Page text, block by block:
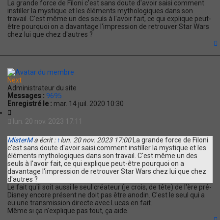
La grande force de Filoni c'est sans doute d'avoir saisi comment
instiller la mystique et les éléments mythologiques dans son
travail. C'est même un des seuls à l'avoir fait, ce qui explique peut-
être pourquoi on a davantage l'impression de retrouver Star Wars
chez lui que chez d'autres ?
Next
Administrateur du site
Messages : 9695
Enregistré le : mar. 14 juil. 2020 10:30
a
t
o
n
lun. 20 nov. 2023 17:11
MisterMa écrit : ↑lun. 20 nov. 2023 17:00La grande force de Filoni
c'est sans doute d'avoir saisi comment instiller la mystique et les
éléments mythologiques dans son travail. C'est même un des
seuls à l'avoir fait, ce qui explique peut-être pourquoi on a
davantage l'impression de retrouver Star Wars chez lui que chez
d'autres ?
Le fait qu'il soit aussi le seul créateur (je crois, de tête) de l'ère pré-
Disney encore présent ne doit pas être anodin. C'est le seul qui a
eu une transmission directe avec Lucas en fait.
Même si ça n'explique pas tout, ça aide.